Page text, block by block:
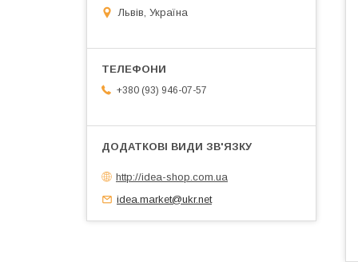
Львів, Україна
+380 (93) 946-07-57
http://idea-shop.com.ua
idea.market@ukr.net